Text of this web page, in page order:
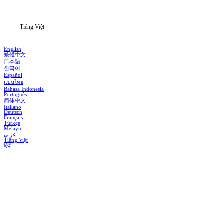
Tiếng Việt
English
繁體中文
日本語
한국어
Español
แบบไทย
Bahasa Indonesia
Português
简体中文
Italiano
Deutsch
Français
Türkçe
Melayu
عربي
Tiếng Việt
हिंदी